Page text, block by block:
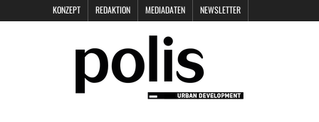
KONZEPT REDAKTION MEDIADATEN NEWSLETTER
DATENSCHUTZ